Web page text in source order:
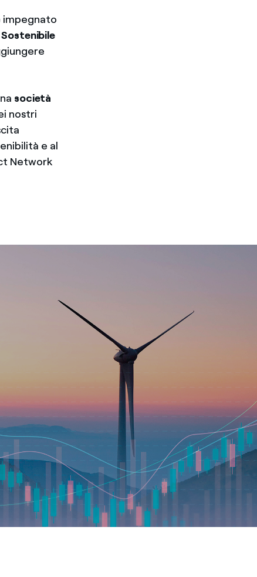
impegnato
società
nostri
e al
Network